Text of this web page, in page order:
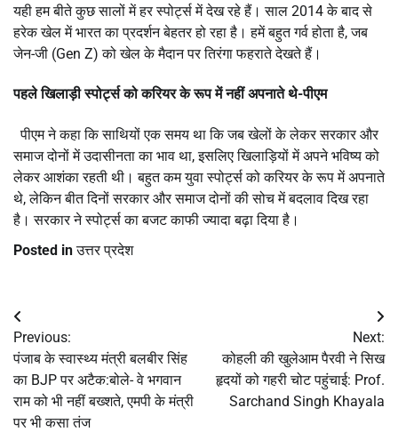
यही हम बीते कुछ सालों में हर स्पोर्ट्स में देख रहे हैं। साल 2014 के बाद से
हरेक खेल में भारत का प्रदर्शन बेहतर हो रहा है। हमें बहुत गर्व होता है, जब
जेन-जी (Gen Z) को खेल के मैदान पर तिरंगा फहराते देखते हैं।
पहले खिलाड़ी स्पोर्ट्स को करियर के रूप में नहीं अपनाते थे-पीएम
पीएम ने कहा कि साथियों एक समय था कि जब खेलों के लेकर सरकार और
समाज दोनों में उदासीनता का भाव था, इसलिए खिलाड़ियों में अपने भविष्य को
लेकर आशंका रहती थी। बहुत कम युवा स्पोर्ट्स को करियर के रूप में अपनाते
थे, लेकिन बीत दिनों सरकार और समाज दोनों की सोच में बदलाव दिख रहा
है। सरकार ने स्पोर्ट्स का बजट काफी ज्यादा बढ़ा दिया है।
Posted inउत्तर प्रदेश
Post
navigation
Previous:
पंजाब के स्वास्थ्य मंत्री बलबीर सिंह
का BJP पर अटैक:बोले- वे भगवान
राम को भी नहीं बख्शते, एमपी के मंत्री
पर भी कसा तंज
Next:
कोहली की खुलेआम पैरवी ने सिख
हृदयों को गहरी चोट पहुंचाई: Prof.
Sarchand Singh Khayala